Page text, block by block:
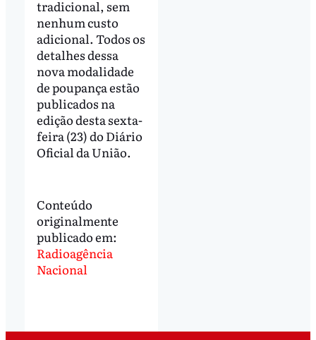
tradicional, sem
nenhum custo
adicional. Todos os
detalhes dessa
nova modalidade
de poupança estão
publicados na
edição desta sexta-
feira (23) do Diário
Oficial da União.
Conteúdo
originalmente
publicado em:
Radioagência
Nacional